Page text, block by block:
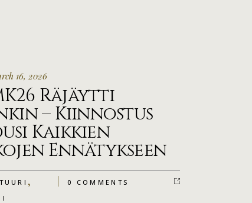
16, 2026
Räjäytti
– Kiinnostus
Kaikkien
Ennätykseen
, 0 COMMENTS